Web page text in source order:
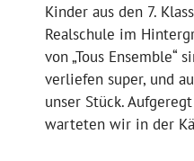
Kinder aus den 7.
Realschule im
von „Tous Ensemble“
verliefen super, und
unser Stück.
warteten wir in der